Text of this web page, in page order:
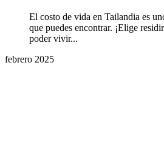
El costo de vida en Tailandia es
que puedes encontrar. ¡Elige
poder vivir...
febrero 2025